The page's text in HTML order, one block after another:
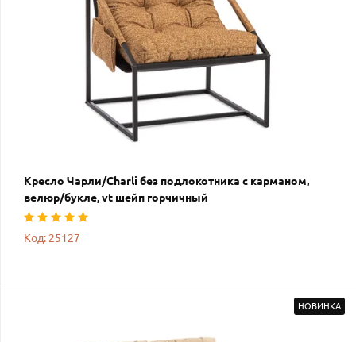
Кресло Чарли/Charli без подлокотника с карманом,
велюр/букле, vt шейп горчичный
Код: 25127
НОВИНКА